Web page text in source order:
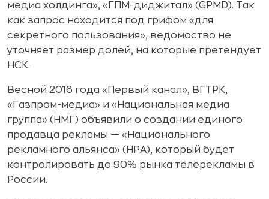
медиа холдинга», «ГПМ-диджитал» (GPMD). Так
как запрос находится под грифом «для
секретного пользования», ведомоство не
уточняет размер долей, на которые претендует
НСК.
Весной 2016 года «Первый канал», ВГТРК,
«Газпром-медиа» и «Национальная медиа
группа» (НМГ) объявили о создании единого
продавца рекламы — «Национального
рекламного альянса» (НРА), который будет
контролировать до 90% рынка телерекламы в
России.